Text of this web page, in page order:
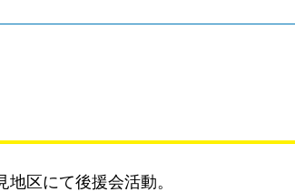
区にて後援会活動。